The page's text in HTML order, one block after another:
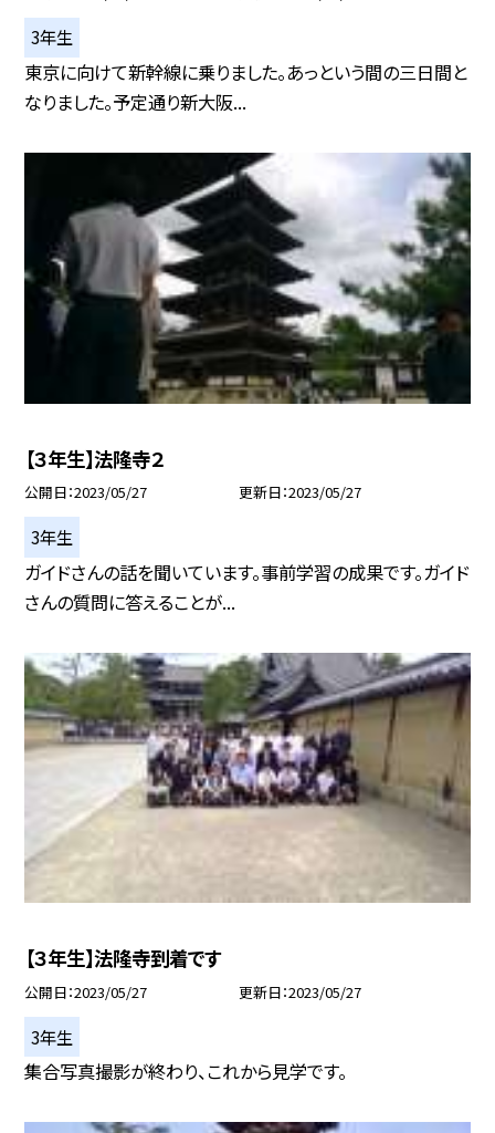
3年生
東京に向けて新幹線に乗りました。あっという間の三日間と
なりました。予定通り新大阪...
【３年生】法隆寺２
公開日 2023/05/27 更新日 2023/05/27
3年生
ガイドさんの話を聞いています。事前学習の成果です。ガイド
さんの質問に答えることが...
【３年生】法隆寺到着です
公開日 2023/05/27 更新日 2023/05/27
3年生
集合写真撮影が終わり、これから見学です。